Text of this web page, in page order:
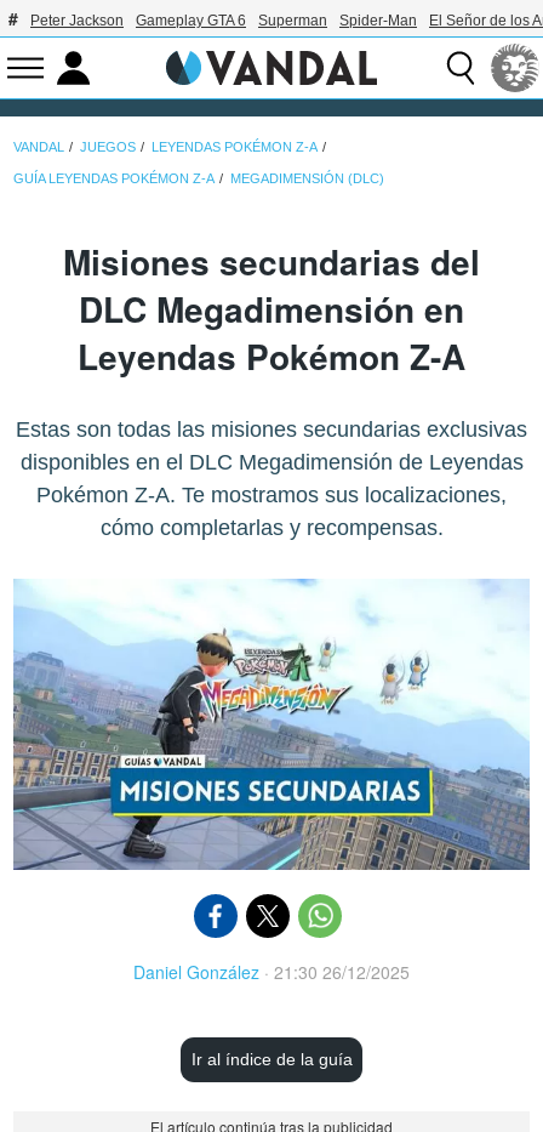
Peter Jackson Gameplay GTA 6 Superman Spider-Man El Señor de los
VANDAL JUEGOS LEYENDAS POKÉMON Z-A
GUÍA LEYENDAS POKÉMON Z-A MEGADIMENSIÓN (DLC)
Misiones secundarias del
DLC Megadimensión en
Leyendas Pokémon Z-A
Estas son todas las misiones secundarias exclusivas
disponibles en el DLC Megadimensión de Leyendas
Pokémon Z-A. Te mostramos sus localizaciones,
cómo completarlas y recompensas.
Daniel González · 21:30 26/12/2025
Ir al índice de la guía